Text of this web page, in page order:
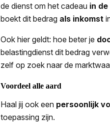
de dienst om het cadeau in
boekt dit bedrag als inkomst
Ook hier geldt: hoe beter je
belastingdienst dit bedrag
zelf op zoek naar de
Voordeel alle aard
Haal jij ook een persoonlijk
toepassing zijn.